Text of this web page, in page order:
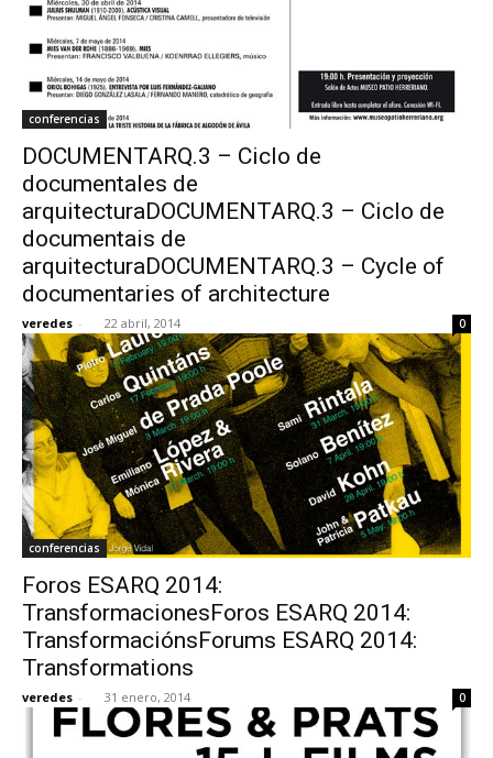
conferencias
DOCUMENTARQ.3 – Ciclo de
documentales de
arquitecturaDOCUMENTARQ.3 – Ciclo de
documentais de
arquitecturaDOCUMENTARQ.3 – Cycle of
documentaries of architecture
veredes - 22 abril, 2014 0
conferencias
Foros ESARQ 2014:
TransformacionesForos ESARQ 2014:
TransformaciónsForums ESARQ 2014:
Transformations
veredes - 31 enero, 2014 0